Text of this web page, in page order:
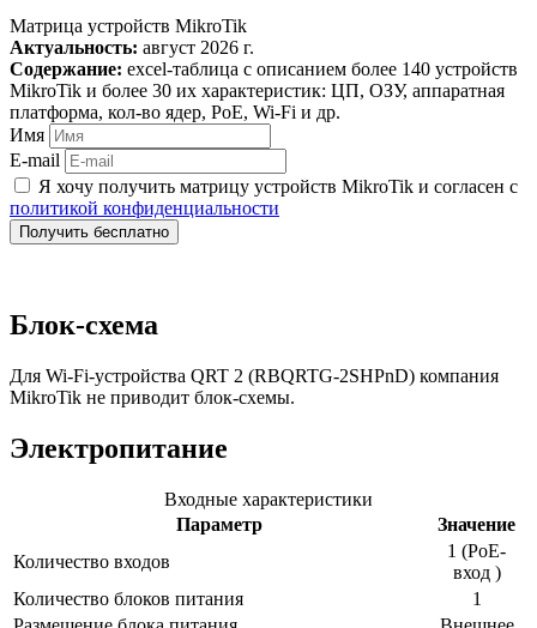
Матрица устройств MikroTik
Актуальность: август 2026 г.
Содержание: excel-таблица с описанием более 140 устройств
MikroTik и более 30 их характеристик: ЦП, ОЗУ, аппаратная
платформа, кол-во ядер, PoE, Wi-Fi и др.
Имя
E-mail
Я хочу получить матрицу устройств MikroTik и согласен с
политикой конфиденциальности
Получить бесплатно
Блок-схема
Для Wi-Fi-устройства QRT 2 (RBQRTG-2SHPnD) компания
MikroTik не приводит блок-схемы.
Электропитание
Входные характеристики
Параметр
Значение
Количество входов
1 (PoE-
вход )
Количество блоков питания
1